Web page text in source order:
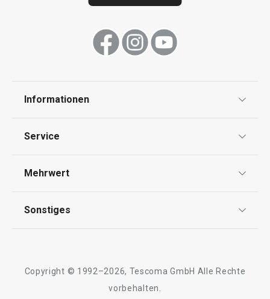
Informationen
Impressum
Service
Kontaktformular
Mehrwert
Qualität
Sonstiges
Copyright © 1992–2026, Tescoma GmbH Alle Rechte
vorbehalten.